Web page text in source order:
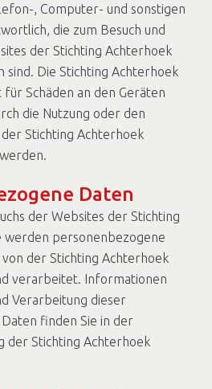
, Computer- und sonstigen
die zum Besuch und
der Stichting Achterhoek
Die Stichting Achterhoek
Schäden an den Geräten
die Nutzung oder den
Stichting Achterhoek
Daten
der Websites der Stichting
werden personenbezogene
der Stichting Achterhoek
verarbeitet. Informationen
Verarbeitung dieser
finden Sie in der
der Stichting Achterhoek